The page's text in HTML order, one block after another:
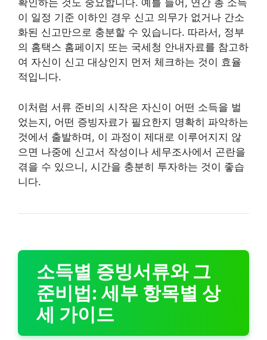
확인하는 것도 중요합니다. 예를 들어, 연간 총 소득
이 일정 기준 이하인 경우 신고 의무가 없거나 간소
화된 신고만으로 충분할 수 있습니다. 따라서, 정부
의 홈택스 홈페이지 또는 국세청 안내자료를 참고하
여 자신이 신고 대상인지 먼저 체크하는 것이 효율
적입니다.
이처럼 서류 준비의 시작은 자신이 어떤 소득을 벌
었는지, 어떤 증빙자료가 필요한지 명확히 파악하는
것에서 출발하며, 이 과정이 제대로 이루어지지 않
으면 나중에 신고서 작성이나 세무조사에서 곤란을
겪을 수 있으니, 시간을 충분히 투자하는 것이 좋습
니다.
소득별 증빙서류와 그
준비법: 세부 항목별 상
세 가이드